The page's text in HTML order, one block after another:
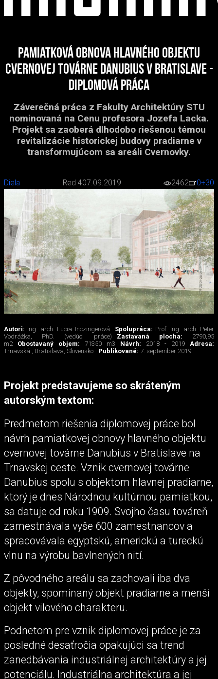
Pamiatková obnova hlavného objektu
cvernovej továrne Danubius v Bratislave -
diplomová práca
Záverečná práca z Fakulty Architektúry STU
nominovaná na Cenu profesora Jozefa Lacka.
Projekt sa zaoberá dlhodobo riešenou témou
revitalizácie historickej budovy pradiarne v
transformujúcom sa areáli Cvernovky.
Diela Red 407.09.2019 2462 0+30
Autori: Ing. arch. Lucia Inczingerová Spolupráca: Prof. Ing. arch. Peter
Vodrážka, PhD. (vedúci práce)
Zastavaná plocha: 2790,95
m2
Obostavaný objem: 71350 m3 Návrh: 2018 - 2019
Adresa:
Trnavská , Bratislava, Slovensko
Publikované: 7. september 2019
Projekt predstavujeme so skráteným
autorským textom:
Predmetom riešenia diplomovej práce bol
návrh pamiatkovej obnovy hlavného objektu
cvernovej továrne Danubius v Bratislave na
Trnavskej ceste. Vznik cvernovej továrne
Danubius spolu s objektom hlavnej pradiarne,
ktorý je dnes Národnou kultúrnou pamiatkou,
sa datuje od roku 1909. Svojho času továreň
zamestnávala vyše 600 zamestnancov a
spracovávala egyptskú, americkú a tureckú
vlnu na výrobu bavlnených nití.
Z pôvodného areálu sa zachovali iba dva
objekty, spomínaný objekt pradiarne a menší
objekt vilového charakteru.
Podnetom pre vznik diplomovej práce je za
posledné desaťročia opakujúci sa trend
zanedbávania industriálnej architektúry a jej
potenciálu. Industriálna architektúra a jej